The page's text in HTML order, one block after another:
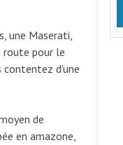
une Maserati,
route pour le
d’une
de
en amazone,